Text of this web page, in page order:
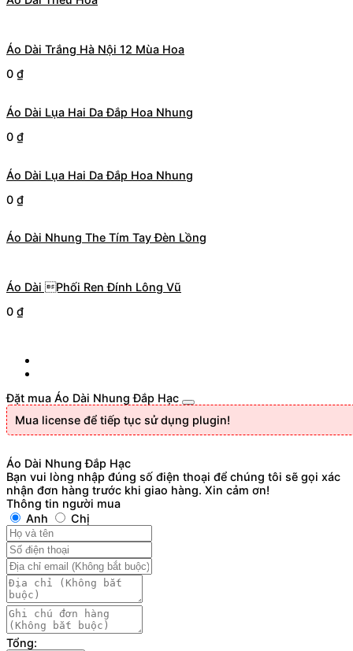
Áo Dài Trắng Hà Nội 12 Mùa Hoa
0 ₫
Áo Dài Lụa Hai Da Đắp Hoa Nhung
0 ₫
Áo Dài Lụa Hai Da Đắp Hoa Nhung
0 ₫
Áo Dài Nhung The Tím Tay Đèn Lồng
Áo Dài Phối Ren Đính Lông Vũ
0 ₫
Đặt mua Áo Dài Nhung Đắp Hạc
Mua license để tiếp tục sử dụng plugin!
Áo Dài Nhung Đắp Hạc
Bạn vui lòng nhập đúng số điện thoại để chúng tôi sẽ gọi xác
nhận đơn hàng trước khi giao hàng. Xin cảm ơn!
Thông tin người mua
Anh
Chị
Tổng: